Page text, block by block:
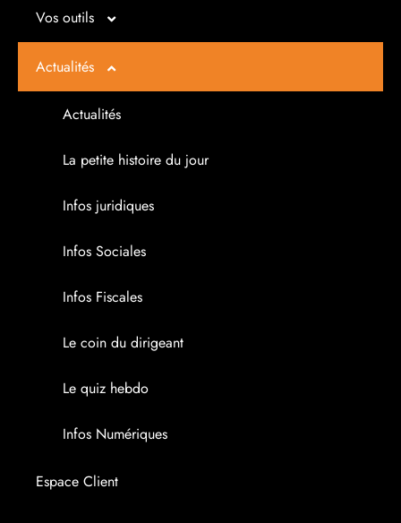
Créateur d’entreprise
Repreneur d’entreprise
Dirigeant d’entreprise
Dirigeant d’association
Cédant
Entrepreunariat
Gestion
Juridique
Expertise comptable
Fiscalité d’entreprise
Fiscalité personnelle
Comptabilité
Paie et social
Vos outils
Bilan imagé
Tableau de bord
Simul’Auto
Choix de financement
Cotisations TNS
Indicateurs de gestion
Analyse du coût de revient
Evaluation
Simul’Immobilier
Prévisionnel
Actualités
Actualités
La petite histoire du jour
Infos juridiques
Infos Sociales
Infos Fiscales
Le coin du dirigeant
Le quiz hebdo
Infos Numériques
Espace Client